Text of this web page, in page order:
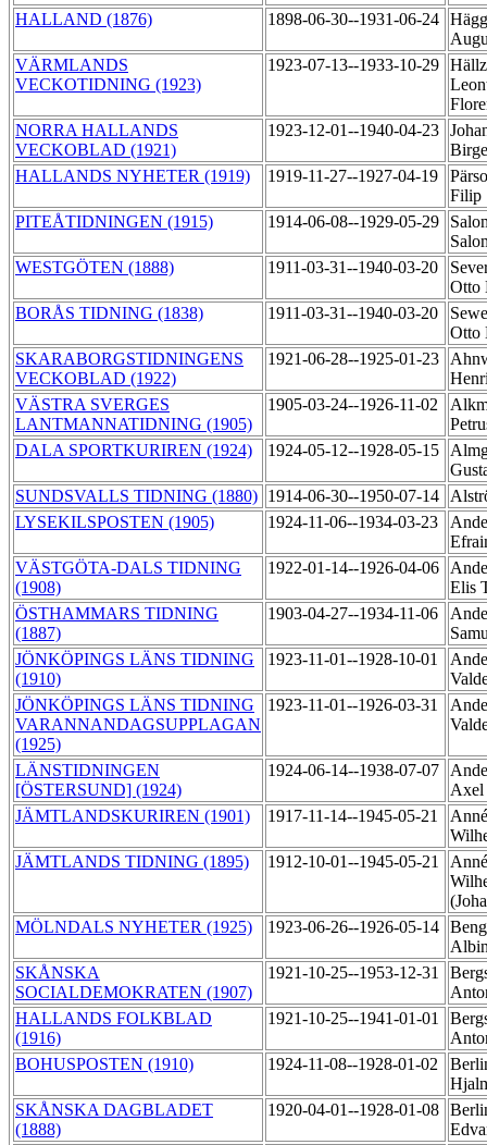
HALLAND (1876)
1898-06-30--1931-06-24
VÄRMLANDS
VECKOTIDNING (1923)
1923-07-13--1933-10-29
NORRA HALLANDS
VECKOBLAD (1921)
1923-12-01--1940-04-23
HALLANDS NYHETER (1919)
1919-11-27--1927-04-19
Filip
PITEÅTIDNINGEN (1915)
1914-06-08--1929-05-29
WESTGÖTEN (1888)
1911-03-31--1940-03-20
Otto
BORÅS TIDNING (1838)
1911-03-31--1940-03-20
Otto
SKARABORGSTIDNINGENS
VECKOBLAD (1922)
1921-06-28--1925-01-23
VÄSTRA SVERGES
LANTMANNATIDNING (1905)
1905-03-24--1926-11-02
DALA SPORTKURIREN (1924)
1924-05-12--1928-05-15
SUNDSVALLS TIDNING (1880) 1914-06-30--1950-07-14
LYSEKILSPOSTEN (1905)
1924-11-06--1934-03-23
VÄSTGÖTA-DALS TIDNING
(1908)
1922-01-14--1926-04-06
Elis
ÖSTHAMMARS TIDNING
(1887)
1903-04-27--1934-11-06
JÖNKÖPINGS LÄNS TIDNING
(1910)
1923-11-01--1928-10-01
JÖNKÖPINGS LÄNS TIDNING
VARANNANDAGSUPPLAGAN
(1925)
1923-11-01--1926-03-31
LÄNSTIDNINGEN
[ÖSTERSUND] (1924)
1924-06-14--1938-07-07
Axel
JÄMTLANDSKURIREN (1901)
1917-11-14--1945-05-21
JÄMTLANDS TIDNING (1895)
1912-10-01--1945-05-21
MÖLNDALS NYHETER (1925)
1923-06-26--1926-05-14
SKÅNSKA
SOCIALDEMOKRATEN (1907)
1921-10-25--1953-12-31
HALLANDS FOLKBLAD
(1916)
1921-10-25--1941-01-01
BOHUSPOSTEN (1910)
1924-11-08--1928-01-02
SKÅNSKA DAGBLADET
(1888)
1920-04-01--1928-01-08